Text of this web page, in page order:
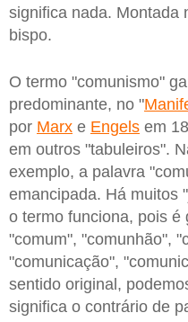
significa nada. Montada
bispo.
O termo "comunismo"
predominante, no "
por Marx e Engels em
em outros "tabuleiros".
exemplo, a palavra
emancipada. Há muitos
o termo funciona, pois é
"comum", "comunhão",
"comunicação",
sentido original,
significa o contrário de